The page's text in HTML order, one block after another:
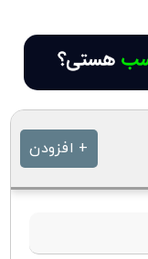
+ افزودن